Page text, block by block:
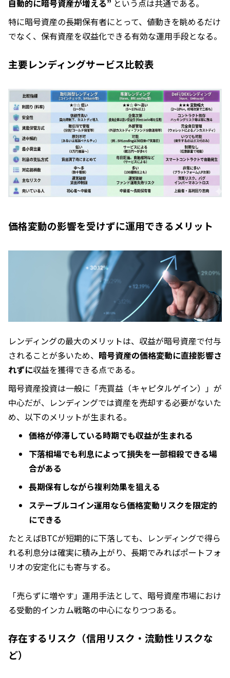
自動的に暗号資産が増える” という点は共通である。
特に暗号資産の長期保有者にとって、値動きを眺めるだけ
でなく、保有資産を収益化できる有効な運用手段となる。
主要レンディングサービス比較表
価格変動の影響を受けずに運用できるメリット
レンディングの最大のメリットは、収益が暗号資産で付与
されることが多いため、 暗号資産の価格変動に直接影響さ
れずに収益を獲得できる点である。
暗号資産投資は一般に「売買益（キャピタルゲイン）」が
中心だが、レンディングでは資産を売却する必要がないた
め、以下のメリットが生まれる。
価格が停滞している時期でも収益が生まれる
下落相場でも利息によって損失を一部相殺できる場
合がある
長期保有しながら複利効果を狙える
ステーブルコイン運用なら価格変動リスクを限定的
にできる
たとえばBTCが短期的に下落しても、レンディングで得ら
れる利息分は確実に積み上がり、長期でみればポートフォ
リオの安定化にも寄与する。
「売らずに増やす」運用手法として、暗号資産市場におけ
る受動的インカム戦略の中心になりつつある。
存在するリスク（信用リスク・流動性リスクな
ど）